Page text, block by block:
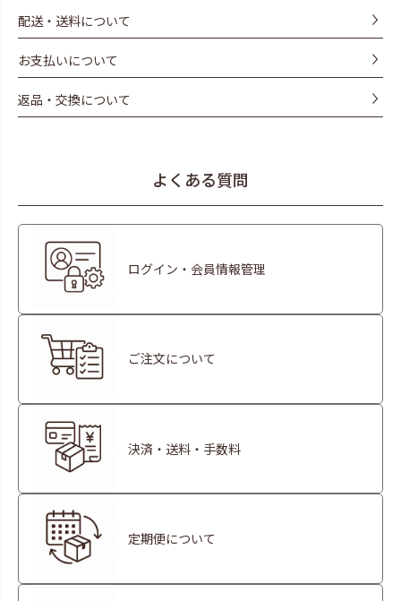
配送・送料について
お支払いについて
返品・交換について
よくある質問
ログイン・会員情報管理
ご注文について
決済・送料・手数料
定期便について